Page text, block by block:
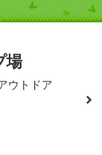
場
ウトドア